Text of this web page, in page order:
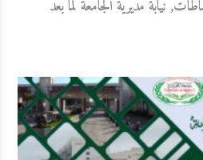
, نيابة مديرية الجامعة لما بعد